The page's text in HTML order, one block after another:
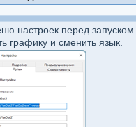
настроек перед
графику и сменить язык.